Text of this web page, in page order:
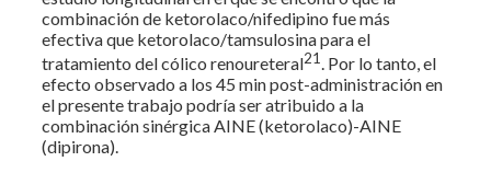
combinación de ketorolaco/nifedipino fue más
efectiva que ketorolaco/tamsulosina para el
tratamiento del cólico renoureteral21. Por lo tanto, el
efecto observado a los 45 min post-administración en
el presente trabajo podría ser atribuido a la
combinación sinérgica AINE (ketorolaco)-AINE
(dipirona).